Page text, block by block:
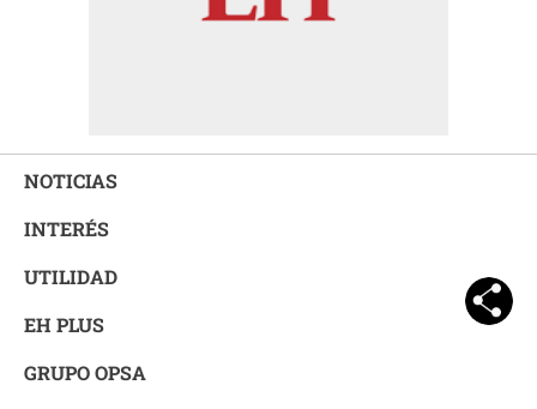
NOTICIAS
INTERÉS
UTILIDAD
EH PLUS
GRUPO OPSA